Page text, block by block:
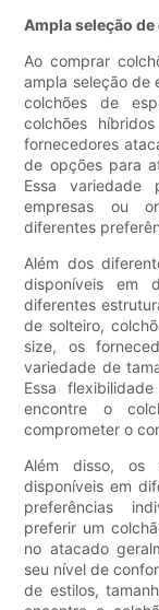
Ampla seleção
Ao comprar
ampla seleção de
colchões de
colchões
fornecedores
de opções para
Essa variedade
empresas ou
diferentes
Além dos
disponíveis em
diferentes
de solteiro,
size, os
variedade de
Essa
encontre o
comprometer o
Além disso, os
disponíveis em
preferências
preferir um
no atacado
seu nível de
de estilos,